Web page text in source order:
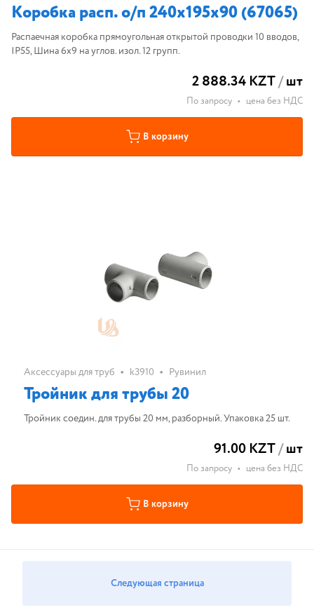
Коробка расп. о/п 240х195х90 (67065)
Распаечная коробка прямоугольная открытой проводки 10 вводов,
IP55, Шина 6х9 на углов. изол. 12 групп.
2 888.34 KZT/шт
По запросу • цена без НДС
В корзину
Аксессуары для труб • k3910 • Рувинил
Тройник для трубы 20
Тройник соедин. для трубы 20 мм, разборный. Упаковка 25 шт.
91.00 KZT/шт
По запросу • цена без НДС
В корзину
Следующая страница